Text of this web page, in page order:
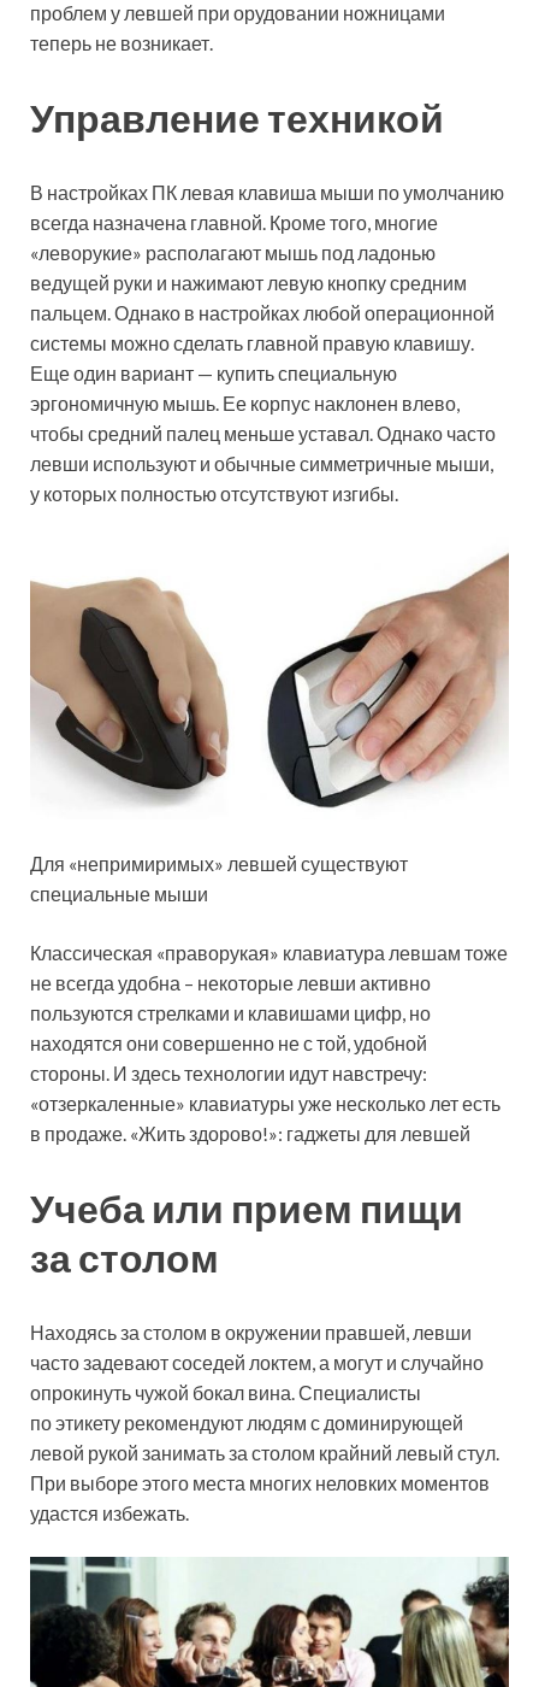
проблем у левшей при орудовании ножницами
теперь не возникает.
Управление техникой
В настройках ПК левая клавиша мыши по умолчанию
всегда назначена главной. Кроме того, многие
«леворукие» располагают мышь под ладонью
ведущей руки и нажимают левую кнопку средним
пальцем. Однако в настройках любой операционной
системы можно сделать главной правую клавишу.
Еще один вариант — купить специальную
эргономичную мышь. Ее корпус наклонен влево,
чтобы средний палец меньше уставал. Однако часто
левши используют и обычные симметричные мыши,
у которых полностью отсутствуют изгибы.
Для «непримиримых» левшей существуют
специальные мыши
Классическая «праворукая» клавиатура левшам тоже
не всегда удобна – некоторые левши активно
пользуются стрелками и клавишами цифр, но
находятся они совершенно не с той, удобной
стороны. И здесь технологии идут навстречу:
«отзеркаленные» клавиатуры уже несколько лет есть
в продаже. «Жить здорово!»: гаджеты для левшей
Учеба или прием пищи
за столом
Находясь за столом в окружении правшей, левши
часто задевают соседей локтем, а могут и случайно
опрокинуть чужой бокал вина. Специалисты
по этикету рекомендуют людям с доминирующей
левой рукой занимать за столом крайний левый стул.
При выборе этого места многих неловких моментов
удастся избежать.